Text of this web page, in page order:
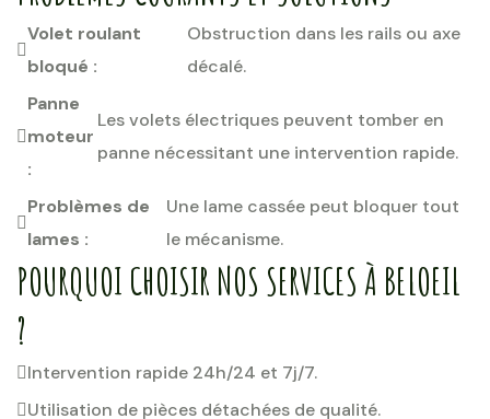
Volet roulant
bloqué :
Obstruction dans les rails ou axe
décalé.
Panne
moteur
:
Les volets électriques peuvent tomber en
panne nécessitant une intervention rapide.
Problèmes de
lames :
Une lame cassée peut bloquer tout
le mécanisme.
POURQUOI CHOISIR NOS SERVICES À BELOEIL
?
Intervention rapide 24h/24 et 7j/7.
Utilisation de pièces détachées de qualité.